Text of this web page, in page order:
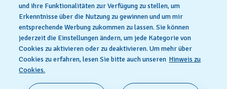
Datenschutzbedingungen Cookies Hinweis
Nutzungsbedingungen
und ihre Funktionalitäten zur Verfügung zu stellen, um
Erkenntnisse über die Nutzung zu gewinnen und um mir
entsprechende Werbung zukommen zu lassen. Sie können
jederzeit die Einstellungen ändern, um jede Kategorie von
Cookies zu aktivieren oder zu deaktivieren. Um mehr über
Cookies zu erfahren, lesen Sie bitte auch unseren Hinweis zu
Cookies.